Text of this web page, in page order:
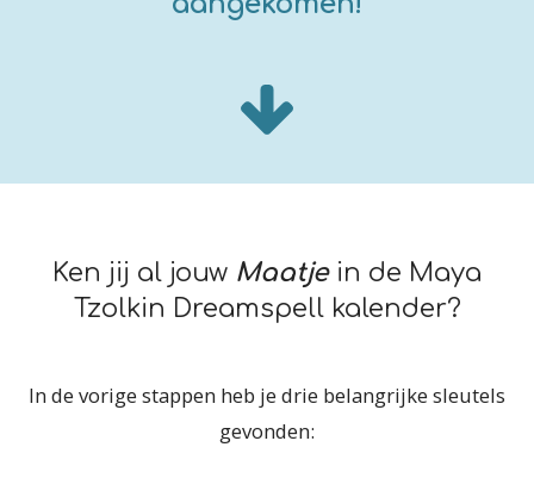
Ken jij al jouw Maatjein de Maya
Tzolkin Dreamspell kalender?
In de vorige stappen heb je drie belangrijke sleutels
gevonden: